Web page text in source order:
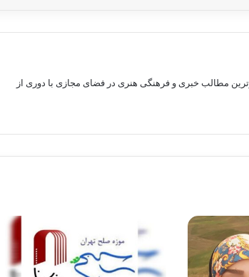
برای ارائه بروزترین مطالب خبری و فرهنگی هنری در فضای مجازی با دوری از